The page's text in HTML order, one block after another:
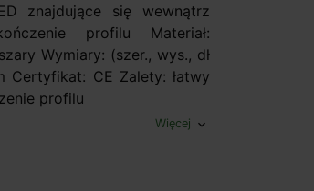
znajdujące się wewnątrz
profilu Materiał:
Wymiary: (szer., wys., dł
CE Zalety: łatwy
profilu
Więcej expand_more